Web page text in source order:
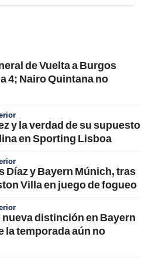
de Vuelta a Burgos
4; Nairo Quintana no
y la verdad de su supuesto
en Sporting Lisboa
Díaz y Bayern Múnich, tras
Villa en juego de fogueo
distinción en Bayern
la temporada aún no